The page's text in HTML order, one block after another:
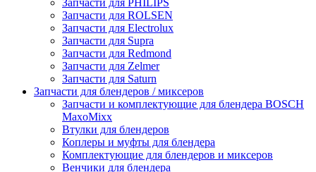
Запчасти для PHILIPS
Запчасти для ROLSEN
Запчасти для Electrolux
Запчасти для Supra
Запчасти для Redmond
Запчасти для Zelmer
Запчасти для Saturn
Запчасти для блендеров / миксеров
Запчасти и комплектующие для блендера BOSCH
MaxoMixx
Втулки для блендеров
Коплеры и муфты для блендера
Комплектующие для блендеров и миксеров
Венчики для блендера